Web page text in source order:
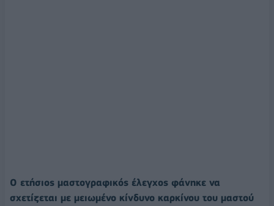
Ο ετήσιος μαστογραφικός έλεγχος φάνηκε να
σχετίζεται με μειωμένο κίνδυνο καρκίνου του μαστού